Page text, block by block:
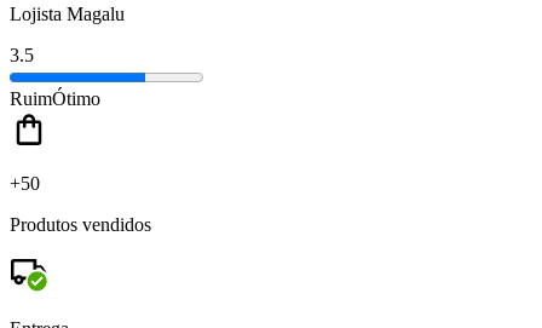
Lojista Magalu
3.5
RuimÓtimo
+50
Produtos vendidos